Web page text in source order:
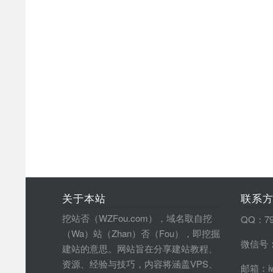
关于本站
挖站否（WZFou.com），域名取自挖
（Wa）站（Zhan）否（Fou），即挖掘
建站的意思。网站旨在分享建站教程、
资源、经验与技巧，内容将涵盖VPS、
联系
QQ：
微信号
邮箱：